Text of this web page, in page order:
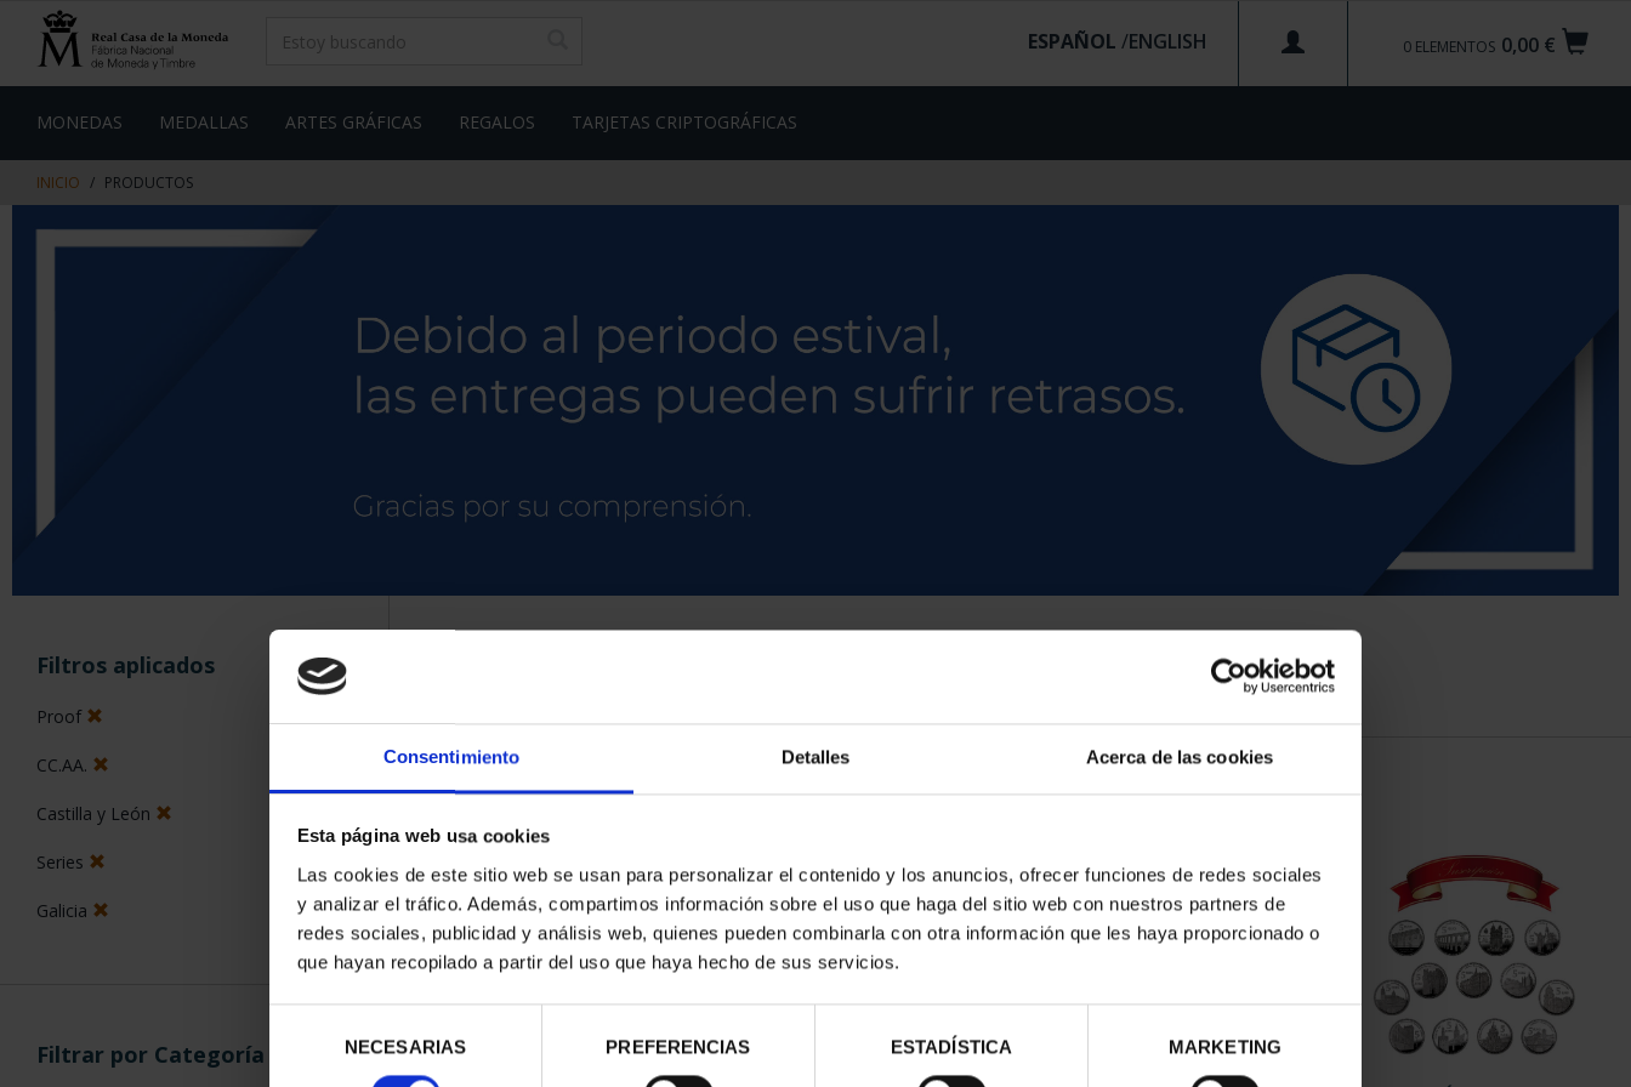
Consentimiento Detalles Acerca de las cookies
Esta página web usa cookies
Las cookies de este sitio web se usan para personalizar el contenido y los anuncios, ofrecer funciones de redes sociales
y analizar el tráfico. Además, compartimos información sobre el uso que haga del sitio web con nuestros partners de
redes sociales, publicidad y análisis web, quienes pueden combinarla con otra información que les haya proporcionado o
que hayan recopilado a partir del uso que haya hecho de sus servicios.
consentimiento
NECESARIAS PREFERENCIAS ESTADÍSTICA MARKETING
contenido
de
0,00 €
0 ELEMENTOS
ESPAÑOL /
MONEDAS MEDALLAS ARTES GRÁFICAS REGALOS TARJETAS CRIPTOGRÁFICAS
INICIO PRODUCTOS
Filtros aplicados
Proof
CC.AA.
Castilla y León
Series
Galicia
Filtrar por Categoría